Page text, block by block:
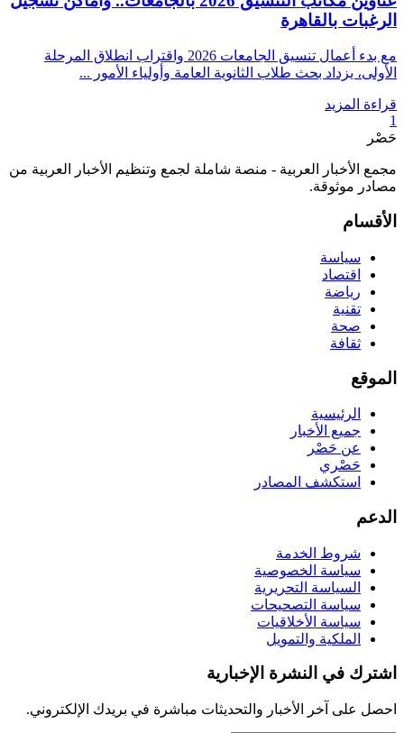
الرغبات بالقاهرة
مع بدء أعمال تنسيق الجامعات 2026 واقتراب انطلاق المرحلة
الأولى، يزداد بحث طلاب الثانوية العامة وأولياء الأمور ...
قراءة المزيد
1
حَصْر
مجمع الأخبار العربية - منصة شاملة لجمع وتنظيم الأخبار العربية من
مصادر موثوقة.
الأقسام
سياسة
اقتصاد
رياضة
تقنية
صحة
ثقافة
الموقع
الرئيسية
جميع الأخبار
عن حَصْر
حَصْري
استكشف المصادر
الدعم
شروط الخدمة
سياسة الخصوصية
السياسة التحريرية
سياسة التصحيحات
سياسة الأخلاقيات
الملكية والتمويل
اشترك في النشرة الإخبارية
احصل على آخر الأخبار والتحديثات مباشرة في بريدك الإلكتروني.